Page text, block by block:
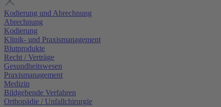
Kodierung und Abrechnung
Abrechnung
Kodierung
Klinik- und Praxismanagement
Blutprodukte
Recht / Verträge
Gesundheitswesen
Praxismanagement
Medizin
Bildgebende Verfahren
Orthopädie / Unfallchirurgie